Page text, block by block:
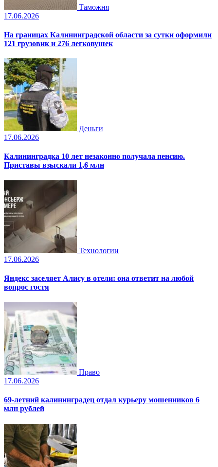
Таможня
17.06.2026
На границах Калининградской области за сутки оформили
121 грузовик и 276 легковушек
Деньги
17.06.2026
Калининградка 10 лет незаконно получала пенсию.
Приставы взыскали 1,6 млн
Технологии
17.06.2026
Яндекс заселяет Алису в отели: она ответит на любой
вопрос гостя
Право
17.06.2026
69-летний калининградец отдал курьеру мошенников 6
млн рублей